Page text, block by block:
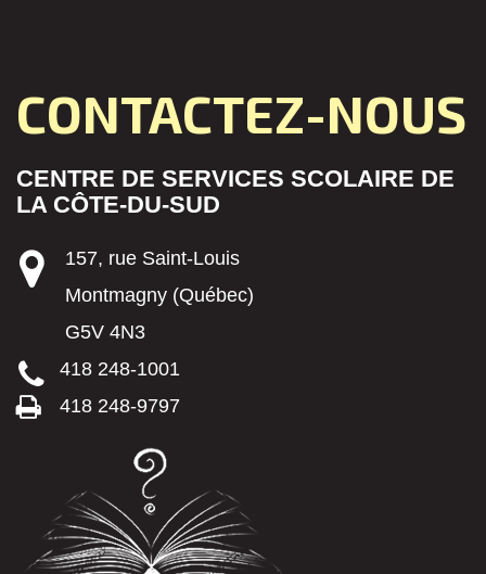
CONTACTEZ-NOUS
CENTRE DE SERVICES SCOLAIRE DE
LA CÔTE-DU-SUD
157, rue Saint-Louis
Montmagny (Québec)
G5V 4N3
418 248-1001
418 248-9797